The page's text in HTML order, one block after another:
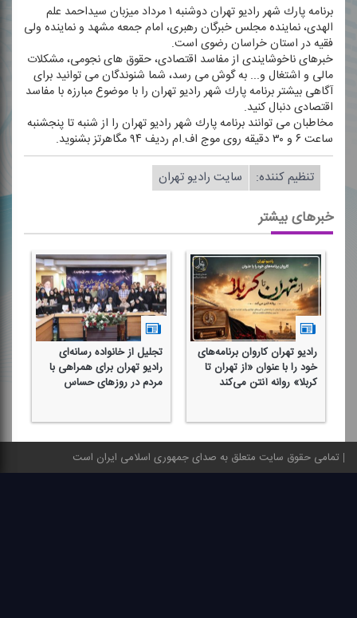
برنامه پارك شهر رادیو تهران دوشنبه ۱ مرداد میزبان سیداحمد علم
الهدی، نماینده مجلس خبرگان رهبری، امام جمعه مشهد و نماینده ولی
فقیه در استان خراسان رضوی است.
خبرهای ناخوشایندی از مفاسد اقتصادی، حقوق های نجومی، مشكلات
مالی و اشتغال و... به گوش می رسد، شما شنوندگان می توانید برای
آگاهی بیشتر برنامه پارك شهر رادیو تهران را با موضوع مبارزه با مفاسد
اقتصادی دنبال كنید.
مخاطبان می توانند برنامه پارك شهر رادیو تهران را از شنبه تا پنجشنبه
ساعت ۶ و ۳۰ دقیقه روی موج اف.ام ردیف ۹۴ مگاهرتز بشنوید.
تنظیم كننده:
سایت رادیو تهران
خبرهای بیشتر
رادیو تهران كاروان برنامه‌های
خود را با عنوان «از تهران تا
كربلا» روانه آنتن می‌كند
تجلیل از خانواده رسانه‌ای
رادیو تهران برای همراهی با
مردم در روزهای حساس
تمامی حقوق سایت متعلق به صدای جمهوری اسلامی ایران است